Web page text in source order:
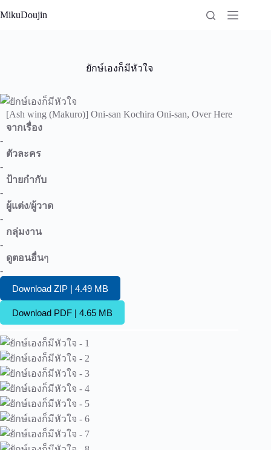
to
MikuDoujin
ยักษ์เองก็มีหัวใจ
[Ash wing (Makuro)] Oni-san Kochira Oni-san, Over Here
จากเรื่อง
-
ตัวละคร
-
ป้ายกำกับ
-
ผู้แต่ง/ผู้วาด
-
กลุ่มงาน
-
ดูตอนอื่นๆ
-
Download ZIP | 4.49 MB
Download PDF | 4.65 MB